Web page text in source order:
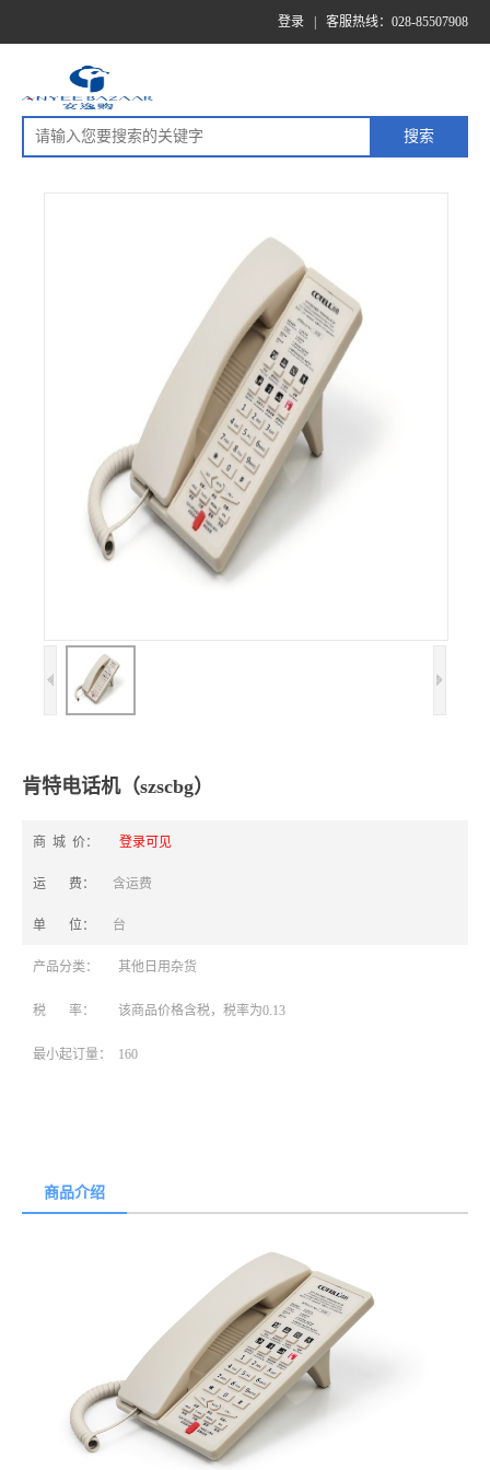
登录 客服热线：028-85507908
肯特电话机（szscbg）
商 城 价： 登录可见
运 费： 含运费
单 位： 台
产品分类： 其他日用杂货
税 率： 该商品价格含税，税率为0.13
最小起订量： 160
商品介绍